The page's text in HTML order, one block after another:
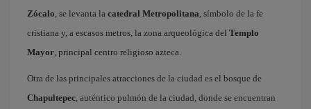
Zócalo, se levanta la catedral Metropolitana, símbolo de la fe
cristiana y, a escasos metros, la zona arqueológica del Templo
Mayor, principal centro religioso azteca.
Otra de las principales atracciones de la ciudad es el bosque de
Chapultepec, auténtico pulmón de la ciudad, donde se encuentran